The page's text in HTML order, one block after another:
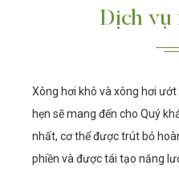
Dịch
Xông hơi khô và xông hơi
hẹn sẽ mang đến cho Quý
nhất, cơ thể được trút bỏ
phiền và được tái tạo năng